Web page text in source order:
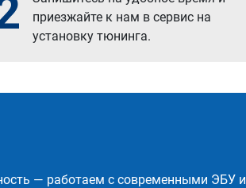
приезжайте к нам в сервис на
установку тюнинга.
— работаем с современными ЭБУ и